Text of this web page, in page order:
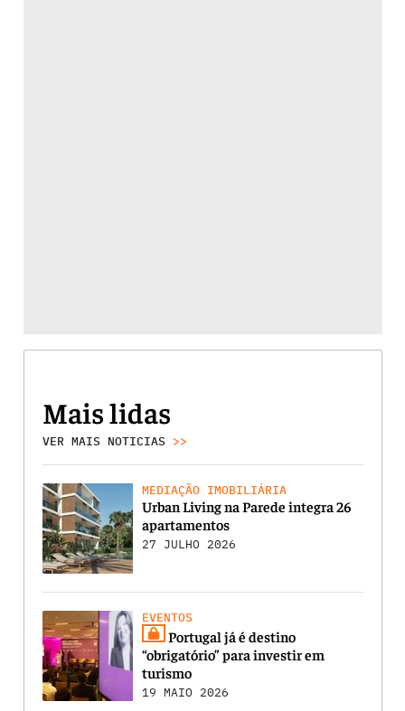
Mais lidas
VER MAIS NOTICIAS >>
MEDIAÇÃO IMOBILIÁRIA
Urban Living na Parede integra 26
apartamentos
27 JULHO 2026
EVENTOS
Portugal já é destino
“obrigatório” para investir em
turismo
19 MAIO 2026